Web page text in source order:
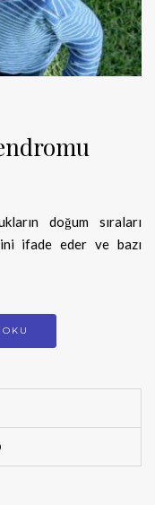
doğum sıraları
ifade eder ve bazı